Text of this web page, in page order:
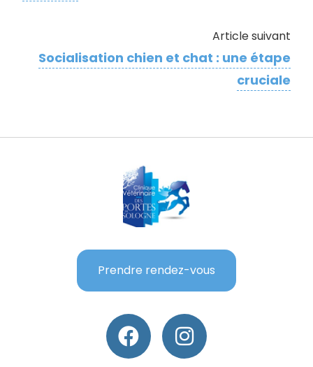
Article suivant
Socialisation chien et chat : une étape
cruciale
Prendre rendez-vous